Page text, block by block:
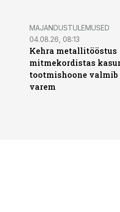
MAJANDUSTULEMUSED
04.08.26, 08:13
Kehra metallitööstus
mitmekordistas
tootmishoone
varem